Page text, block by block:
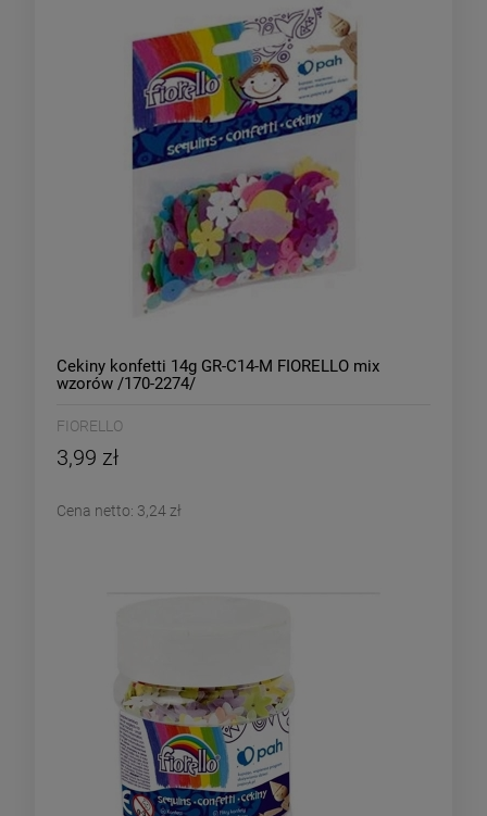
Cekiny konfetti 14g GR-C14-M FIORELLO mix
wzorów /170-2274/
FIORELLO
3,99 zł
Cena netto: 3,24 zł